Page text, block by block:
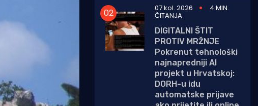
07 kol. 2026
4 MIN.
ČITANJA
DIGITALNI ŠTIT
PROTIV MRŽNJE
Pokrenut tehnološki
najnapredniji AI
projekt u Hrvatskoj:
DORH-u idu
automatske prijave